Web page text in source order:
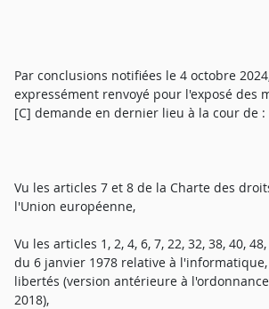
Par conclusions notifiées le 4 octobre
expressément renvoyé pour l'exposé des
[C] demande en dernier lieu à la cour de :
Vu les articles 7 et 8 de la Charte des
l'Union européenne,
Vu les articles 1, 2, 4, 6, 7, 22, 32, 38, 40,
du 6 janvier 1978 relative à
libertés (version antérieure à
2018),